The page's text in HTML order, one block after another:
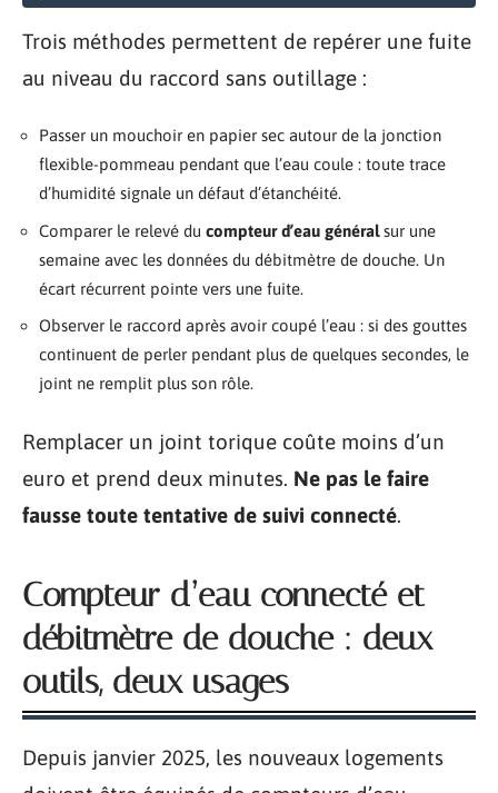
Trois méthodes permettent de repérer une fuite
au niveau du raccord sans outillage :
Passer un mouchoir en papier sec autour de la jonction
flexible-pommeau pendant que l’eau coule : toute trace
d’humidité signale un défaut d’étanchéité.
Comparer le relevé du compteur d’eau généralsur une
semaine avec les données du débitmètre de douche. Un
écart récurrent pointe vers une fuite.
Observer le raccord après avoir coupé l’eau : si des gouttes
continuent de perler pendant plus de quelques secondes, le
joint ne remplit plus son rôle.
Remplacer un joint torique coûte moins d’un
euro et prend deux minutes. Ne pas le faire
fausse toute tentative de suivi connecté.
Compteur d’eau connecté et
débitmètre de douche : deux
outils, deux usages
Depuis janvier 2025, les nouveaux logements